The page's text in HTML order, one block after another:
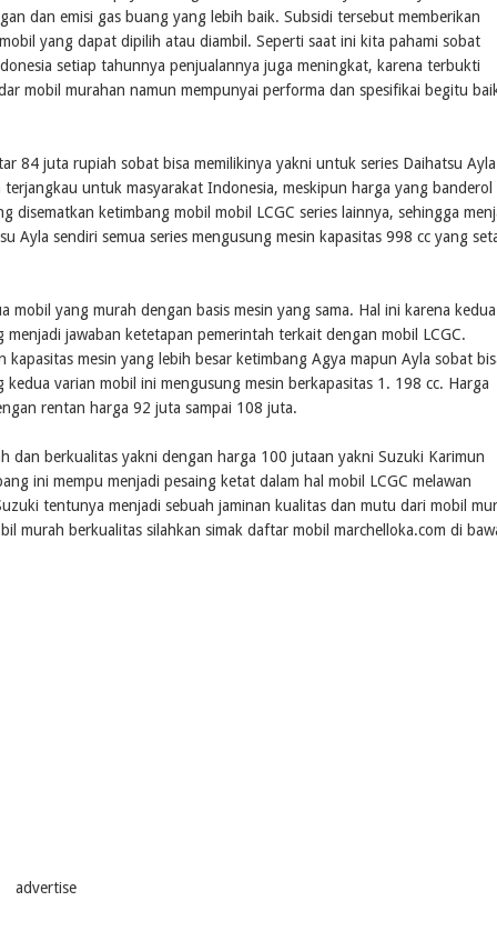
dan emisi gas buang yang lebih baik. Subsidi tersebut memberikan
yang dapat dipilih atau diambil. Seperti saat ini kita pahami sobat
setiap tahunnya penjualannya juga meningkat, karena terbukti
mobil murahan namun mempunyai performa dan spesifikai begitu
juta rupiah sobat bisa memilikinya yakni untuk series Daihatsu Ayla
untuk masyarakat Indonesia, meskipun harga yang banderol
ketimbang mobil mobil LCGC series lainnya, sehingga
sendiri semua series mengusung mesin kapasitas 998 cc yang
yang murah dengan basis mesin yang sama. Hal ini karena kedua
jawaban ketetapan pemerintah terkait dengan mobil LCGC.
mesin yang lebih besar ketimbang Agya mapun Ayla sobat
varian mobil ini mengusung mesin berkapasitas 1. 198 cc. Harga
rentan harga 92 juta sampai 108 juta.
berkualitas yakni dengan harga 100 jutaan yakni Suzuki Karimun
ini mempu menjadi pesaing ketat dalam hal mobil LCGC melawan
tentunya menjadi sebuah jaminan kualitas dan mutu dari mobil
murah berkualitas silahkan simak daftar mobil marchelloka.com di
advertise